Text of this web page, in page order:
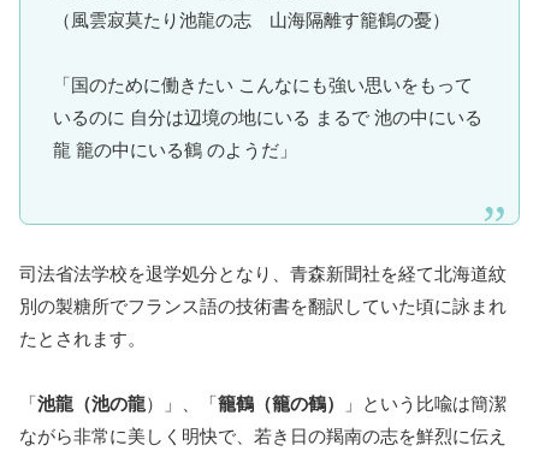
（風雲寂莫たり池龍の志 山海隔離す籠鶴の憂）
「国のために働きたい こんなにも強い思いをもって
いるのに 自分は辺境の地にいる まるで 池の中にいる
龍 籠の中にいる鶴 のようだ」
司法省法学校を退学処分となり、青森新聞社を経て北海道紋
別の製糖所でフランス語の技術書を翻訳していた頃に詠まれ
たとされます。
「池龍（池の龍）」、「籠鶴（籠の鶴）
」という比喩は簡潔
ながら非常に美しく明快で、若き日の羯南の志を鮮烈に伝え